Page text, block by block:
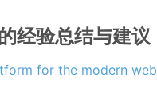
经验总结与建议
for the modern web